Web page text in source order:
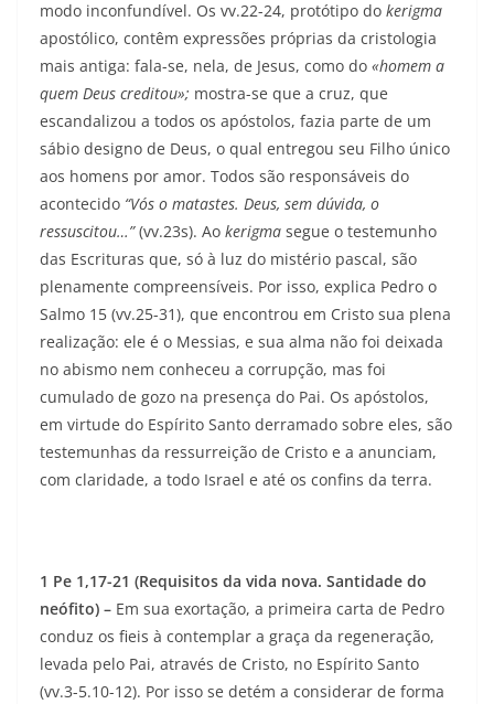
modo inconfundível. Os vv.22-24, protótipo do kerigma
apostólico, contêm expressões próprias da cristologia
mais antiga: fala-se, nela, de Jesus, como do «homem a
quem Deus creditou»; mostra-se que a cruz, que
escandalizou a todos os apóstolos, fazia parte de um
sábio designo de Deus, o qual entregou seu Filho único
aos homens por amor. Todos são responsáveis do
acontecido “Vós o matastes. Deus, sem dúvida, o
ressuscitou…”(vv.23s). Ao kerigma segue o testemunho
das Escrituras que, só à luz do mistério pascal, são
plenamente compreensíveis. Por isso, explica Pedro o
Salmo 15 (vv.25-31), que encontrou em Cristo sua plena
realização: ele é o Messias, e sua alma não foi deixada
no abismo nem conheceu a corrupção, mas foi
cumulado de gozo na presença do Pai. Os apóstolos,
em virtude do Espírito Santo derramado sobre eles, são
testemunhas da ressurreição de Cristo e a anunciam,
com claridade, a todo Israel e até os confins da terra.
1 Pe 1,17-21 (Requisitos da vida nova. Santidade do
neófito) – Em sua exortação, a primeira carta de Pedro
conduz os fieis à contemplar a graça da regeneração,
le­vada pelo Pai, através de Cristo, no Espí­rito Santo
(vv.3-5.10-12). Por isso se detém a considerar de forma